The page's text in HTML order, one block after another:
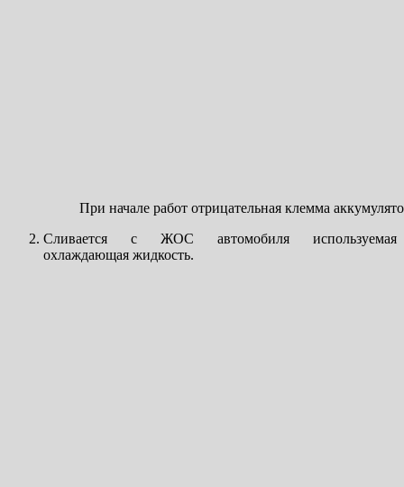
При начале работ отрицательная клемма
Сливается с ЖОС автомобиля используемая
охлаждающая жидкость.